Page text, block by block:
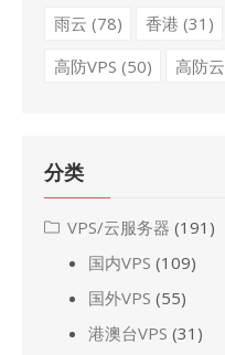
雨云 (78) 香港 (31)
高防VPS (50) 高防云
分类
VPS/云服务器 (191)
国内VPS (109)
国外VPS (55)
港澳台VPS (31)